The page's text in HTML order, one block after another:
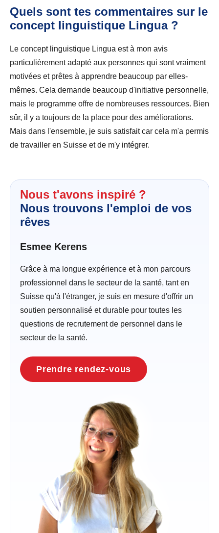
Quels sont tes commentaires sur le
concept linguistique Lingua ?
Le concept linguistique Lingua est à mon avis
particulièrement adapté aux personnes qui sont vraiment
motivées et prêtes à apprendre beaucoup par elles-
mêmes. Cela demande beaucoup d'initiative personnelle,
mais le programme offre de nombreuses ressources. Bien
sûr, il y a toujours de la place pour des améliorations.
Mais dans l'ensemble, je suis satisfait car cela m'a permis
de travailler en Suisse et de m'y intégrer.
Nous t'avons inspiré ?
Nous trouvons l'emploi de vos
rêves
Esmee Kerens
Grâce à ma longue expérience et à mon parcours
professionnel dans le secteur de la santé, tant en
Suisse qu'à l'étranger, je suis en mesure d'offrir un
soutien personnalisé et durable pour toutes les
questions de recrutement de personnel dans le
secteur de la santé.
Prendre rendez-vous